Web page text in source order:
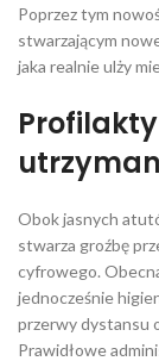
Poprzez tym
stwarzającym
jaka realnie ulży
Obok jasnych
stwarza groźbę
cyfrowego.
jednocześnie
przerwy dystansu
Prawidłowe